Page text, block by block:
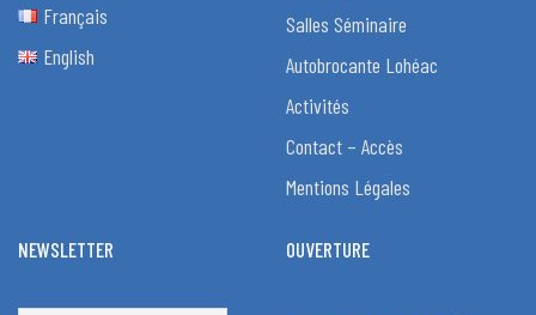
Français
English
Salles Séminaire
Autobrocante Lohéac
Activités
Contact – Accès
Mentions Légales
NEWSLETTER OUVERTURE